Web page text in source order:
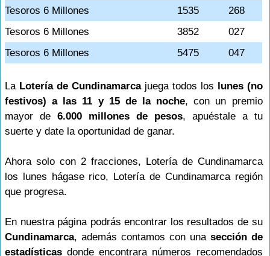
Tesoros 6 Millones
1535
268
Tesoros 6 Millones
3852
027
Tesoros 6 Millones
5475 047
La Lotería de Cundinamarcajuega todos los lunes (no
festivos) a las 11 y 15 de la noche, con un premio
mayor de 6.000 millones de pesos, apuéstale a tu
suerte y date la oportunidad de ganar.
Ahora solo con 2 fracciones, Lotería de Cundinamarca
los lunes hágase rico, Lotería de Cundinamarca región
que progresa.
En nuestra página podrás encontrar los resultados de su
Cundinamarca, además contamos con una sección de
estadísticas donde encontrara números recomendados